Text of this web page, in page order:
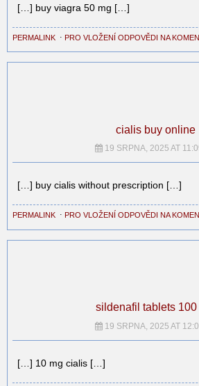
[…] buy viagra 50 mg […]
PERMALINK ⋅ PRO VLOŽENÍ ODPOVĚDI NA
cialis buy online
19 SRPNA, 2025 AT
[…] buy cialis without prescription […]
PERMALINK ⋅ PRO VLOŽENÍ ODPOVĚDI NA
sildenafil tablets 100
19 SRPNA, 2025 AT
[…] 10 mg cialis […]